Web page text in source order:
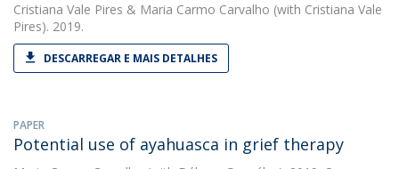
Cristiana Vale Pires & Maria Carmo Carvalho (with Cristiana Vale
Pires). 2019.
DESCARREGAR E MAIS DETALHES
PAPER
Potential use of ayahuasca in grief therapy